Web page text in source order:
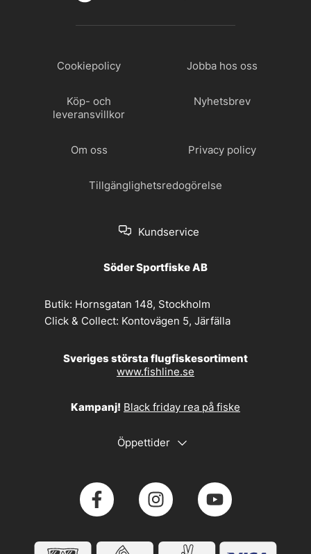
Cookiepolicy Jobba hos oss
Köp- och
leveransvillkor
Nyhetsbrev
Om oss Privacy policy
Tillgänglighetsredogörelse
Kundservice
Söder Sportfiske AB
Butik: Hornsgatan 148, Stockholm
Click & Collect: Kontovägen 5, Järfälla
Sveriges största flugfiskesortiment
www.fishline.se
Kampanj! Black friday rea på fiske
Öppettider